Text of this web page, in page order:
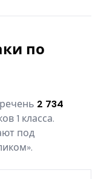
по
2 734
1 класса.
под